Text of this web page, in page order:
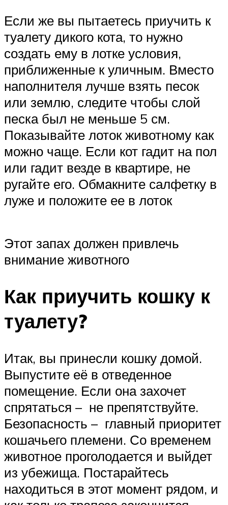
Если же вы пытаетесь приучить к
туалету дикого кота, то нужно
создать ему в лотке условия,
приближенные к уличным. Вместо
наполнителя лучше взять песок
или землю, следите чтобы слой
песка был не меньше 5 см.
Показывайте лоток животному как
можно чаще. Если кот гадит на пол
или гадит везде в квартире, не
ругайте его. Обмакните салфетку в
луже и положите ее в лоток
Этот запах должен привлечь
внимание животного
Как приучить кошку к
туалету?
Итак, вы принесли кошку домой.
Выпустите её в отведенное
помещение. Если она захочет
спрятаться – не препятствуйте.
Безопасность – главный приоритет
кошачьего племени. Со временем
животное проголодается и выйдет
из убежища. Постарайтесь
находиться в этот момент рядом, и